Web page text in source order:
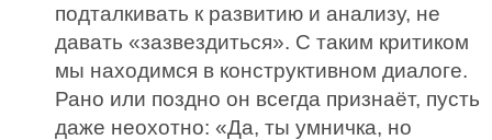
подталкивать к развитию и анализу, не
давать «зазвездиться». С таким критиком
мы находимся в конструктивном диалоге.
Рано или поздно он всегда признаёт, пусть
даже неохотно: «Да, ты умничка, но